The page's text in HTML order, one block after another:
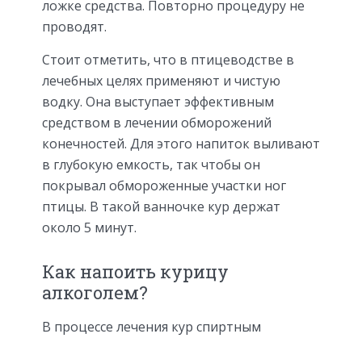
ложке средства. Повторно процедуру не
проводят.
Стоит отметить, что в птицеводстве в
лечебных целях применяют и чистую
водку. Она выступает эффективным
средством в лечении обморожений
конечностей. Для этого напиток выливают
в глубокую емкость, так чтобы он
покрывал обмороженные участки ног
птицы. В такой ванночке кур держат
около 5 минут.
Как напоить курицу
алкоголем?
В процессе лечения кур спиртным